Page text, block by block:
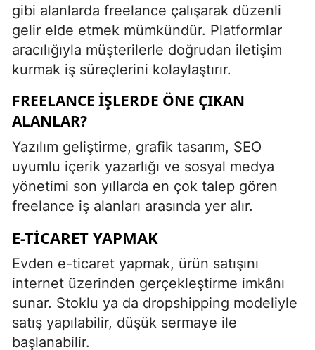
gibi alanlarda freelance çalışarak düzenli
gelir elde etmek mümkündür. Platformlar
aracılığıyla müşterilerle doğrudan iletişim
kurmak iş süreçlerini kolaylaştırır.
FREELANCE İŞLERDE ÖNE ÇIKAN
ALANLAR?
Yazılım geliştirme, grafik tasarım, SEO
uyumlu içerik yazarlığı ve sosyal medya
yönetimi son yıllarda en çok talep gören
freelance iş alanları arasında yer alır.
E-TICARET YAPMAK
Evden e-ticaret yapmak, ürün satışını
internet üzerinden gerçekleştirme imkânı
sunar. Stoklu ya da dropshipping modeliyle
satış yapılabilir, düşük sermaye ile
başlanabilir.